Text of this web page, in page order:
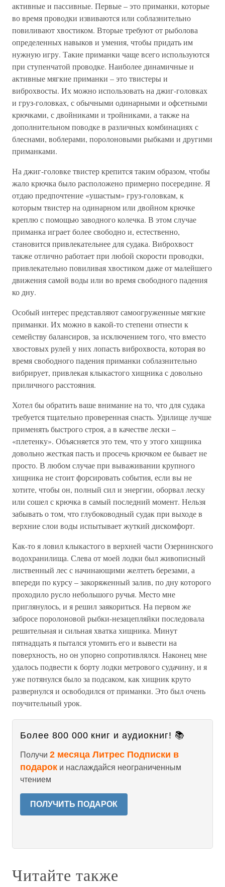
активные и пассивные. Первые – это приманки, которые
во время проводки извиваются или соблазнительно
повиливают хвостиком. Вторые требуют от рыболова
определенных навыков и умения, чтобы придать им
нужную игру. Такие приманки чаще всего используются
при ступенчатой проводке. Наиболее динамичные и
активные мягкие приманки – это твистеры и
виброхвосты. Их можно использовать на джиг-головках
и груз-головках, с обычными одинарными и офсетными
крючками, с двойниками и тройниками, а также на
дополнительном поводке в различных комбинациях с
блеснами, воблерами, поролоновыми рыбками и другими
приманками.
На джиг-головке твистер крепится таким образом, чтобы
жало крючка было расположено примерно посередине. Я
отдаю предпочтение «ушастым» груз-головкам, к
которым твистер на одинарном или двойном крючке
креплю с помощью заводного колечка. В этом случае
приманка играет более свободно и, естественно,
становится привлекательнее для судака. Виброхвост
также отлично работает при любой скорости проводки,
привлекательно повиливая хвостиком даже от малейшего
движения самой воды или во время свободного падения
ко дну.
Особый интерес представляют самоогруженные мягкие
приманки. Их можно в какой-то степени отнести к
семейству балансиров, за исключением того, что вместо
хвостовых рулей у них лопасть виброхвоста, которая во
время свободного падения приманки соблазнительно
вибрирует, привлекая клыкастого хищника с довольно
приличного расстояния.
Хотел бы обратить ваше внимание на то, что для судака
требуется тщательно проверенная снасть. Удилище лучше
применять быстрого строя, а в качестве лески –
«плетенку». Объясняется это тем, что у этого хищника
довольно жесткая пасть и просечь крючком ее бывает не
просто. В любом случае при вываживании крупного
хищника не стоит форсировать события, если вы не
хотите, чтобы он, полный сил и энергии, оборвал леску
или сошел с крючка в самый последний момент. Нельзя
забывать о том, что глубоководный судак при выходе в
верхние слои воды испытывает жуткий дискомфорт.
Как-то я ловил клыкастого в верхней части Озернинского
водохранилища. Слева от моей лодки был живописный
лиственный лес с начинающими желтеть березами, а
впереди по курсу – закоряженный залив, по дну которого
проходило русло небольшого ручья. Место мне
приглянулось, и я решил заякориться. На первом же
забросе поролоновой рыбки-незацепляйки последовала
решительная и сильная хватка хищника. Минут
пятнадцать я пытался утомить его и вывести на
поверхность, но он упорно сопротивлялся. Наконец мне
удалось подвести к борту лодки метрового судачину, и я
уже потянулся было за подсаком, как хищник круто
развернулся и освободился от приманки. Это был очень
поучительный урок.
Более 800 000 книг и аудиокниг! 📚
Получи 2 месяца Литрес Подписки в
подарок и наслаждайся неограниченным
чтением
ПОЛУЧИТЬ ПОДАРОК
Читайте также